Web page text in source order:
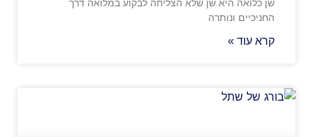
שן כלואה היא שן שלא הצליחה לבקוע במלואה דרך
החניכיים ונותרה
קרא עוד »